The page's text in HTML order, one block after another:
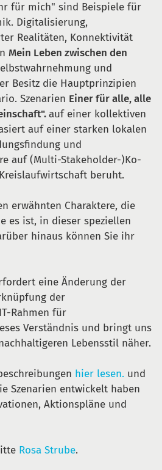
für mich" sind Beispiele für
Digitalisierung,
Realitäten, Konnektivität
Mein Leben zwischen den
und
Besitz die Hauptprinzipien
Szenarien Einer für alle, alle
auf einer kollektiven
auf einer starken lokalen
und
auf (Multi-Stakeholder-)Ko-
beruht.
erwähnten Charaktere, die
es ist, in dieser speziellen
hinaus können Sie ihr
eine Änderung der
der
Rahmen für
Verständnis und bringt uns
Lebensstil näher.
hier lesen. und
Szenarien entwickelt haben
Aktionspläne und
Rosa Strube.